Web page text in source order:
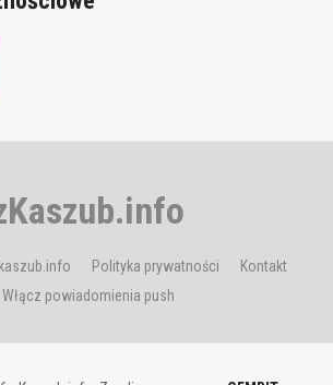
Polityka prywatności
Kontakt
Włącz powiadomienia push